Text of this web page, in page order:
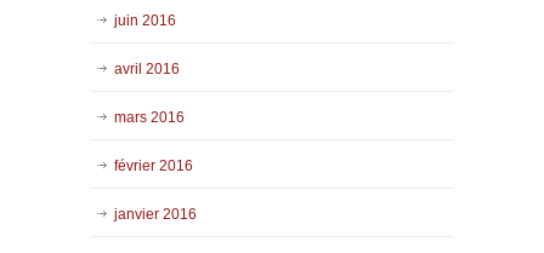
juin 2016
avril 2016
mars 2016
février 2016
janvier 2016